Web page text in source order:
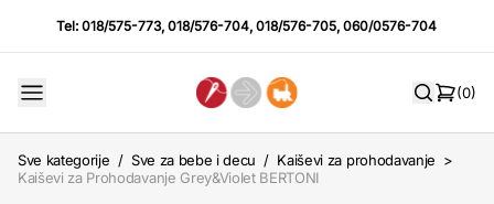
Tel:018/575-773,018/576-704,018/576-705,060/0576-704
(0)
Sve kategorije / Sve za bebe i decu / Kaiševi za prohodavanje >
Kaiševi za Prohodavanje Grey&Violet BERTONI